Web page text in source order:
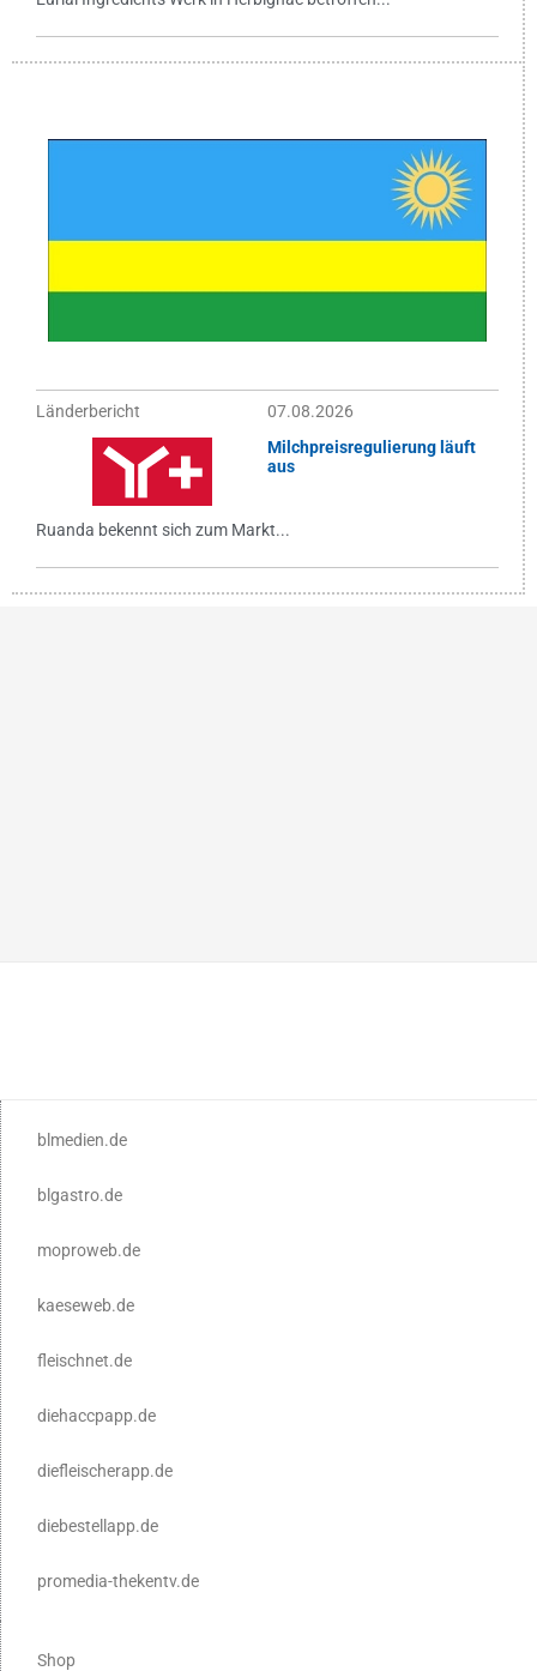
Länderbericht
07.08.2026
Milchpreisregulierung läuft
aus
Ruanda bekennt sich zum Markt...
blmedien.de
blgastro.de
moproweb.de
kaeseweb.de
fleischnet.de
diehaccpapp.de
diefleischerapp.de
diebestellapp.de
promedia-thekentv.de
Shop